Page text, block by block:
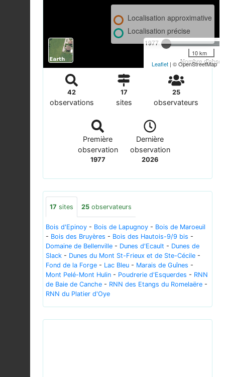
1977
Nombre
Localisation approximative
Localisation précise
10 km
Leaflet | © OpenStreetMap
42
observations
17
sites
25
observateurs
Première
observation
1977
Dernière
observation
2026
17 sites 25 observateurs
Bois d'Epinoy - Bois de Lapugnoy - Bois de Maroeuil
- Bois des Bruyères - Bois des Hautois-9/9 bis -
Domaine de Bellenville - Dunes d'Ecault - Dunes de
Slack - Dunes du Mont St-Frieux et de Ste-Cécile -
Fond de la Forge - Lac Bleu - Marais de Guînes -
Mont Pelé-Mont Hulin - Poudrerie d'Esquerdes - RNN
de Baie de Canche - RNN des Etangs du Romelaëre -
RNN du Platier d'Oye